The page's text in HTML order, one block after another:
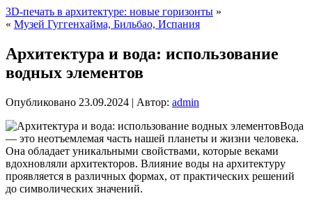
3D-печать в архитектуре: новые горизонты »
« Музей Гуггенхайма, Бильбао, Испания
Архитектура и вода: использование
водных элементов
Опубликовано 23.09.2024 | Автор: admin
Вода
— это неотъемлемая часть нашей планеты и жизни человека.
Она обладает уникальными свойствами, которые веками
вдохновляли архитекторов. Влияние воды на архитектуру
проявляется в различных формах, от практических решений
до символических значений.